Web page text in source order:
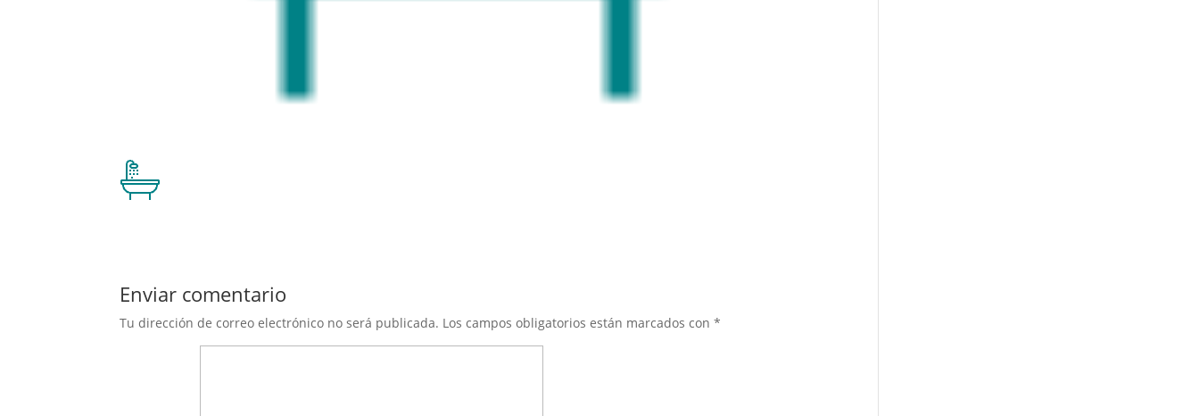
Enviar comentario
Tu dirección de correo electrónico no será publicada. Los campos obligatorios están marcados con*